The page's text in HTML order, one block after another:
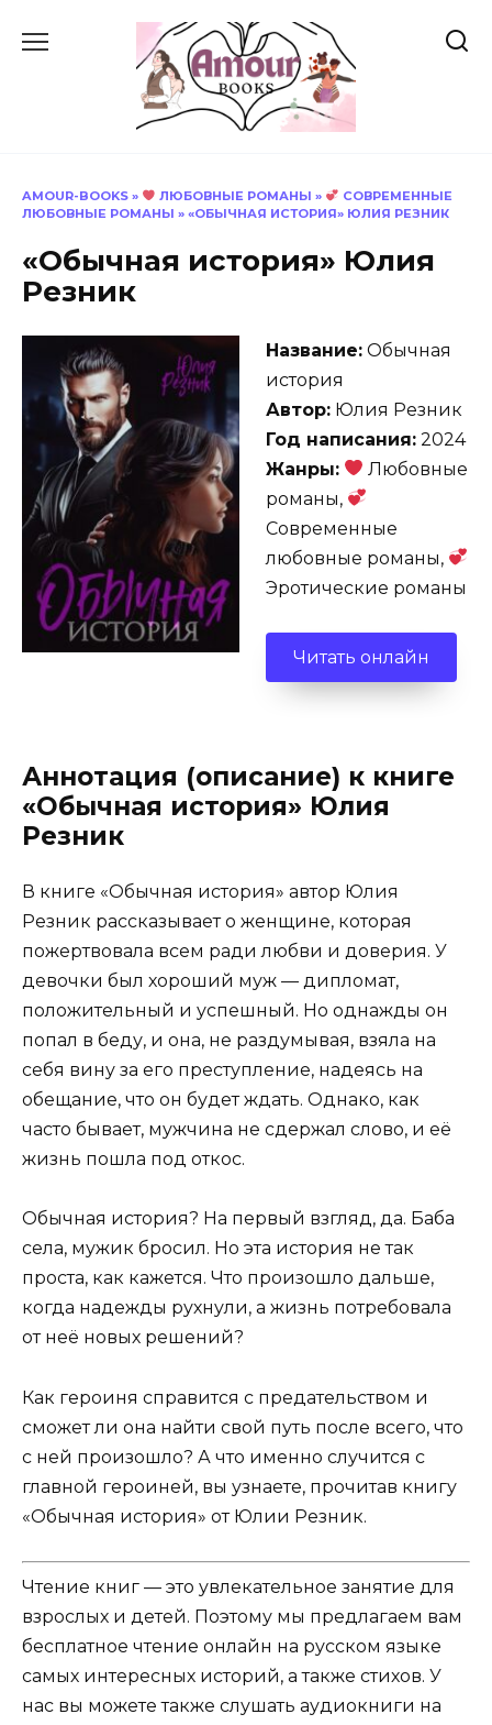
AMOUR-BOOKS » ЛЮБОВНЫЕ РОМАНЫ »
СОВРЕМЕННЫЕ
ЛЮБОВНЫЕ РОМАНЫ » «ОБЫЧНАЯ ИСТОРИЯ» ЮЛИЯ РЕЗНИК
«Обычная история» Юлия
Резник
Название: Обычная
история
Автор: Юлия Резник
Год написания: 2024
Жанры:
Любовные
романы,
Современные
любовные романы,
Эротические романы
Читать онлайн
Аннотация (описание) к книге
«Обычная история» Юлия
Резник
В книге «Обычная история» автор Юлия
Резник рассказывает о женщине, которая
пожертвовала всем ради любви и доверия. У
девочки был хороший муж — дипломат,
положительный и успешный. Но однажды он
попал в беду, и она, не раздумывая, взяла на
себя вину за его преступление, надеясь на
обещание, что он будет ждать. Однако, как
часто бывает, мужчина не сдержал слово, и её
жизнь пошла под откос.
Обычная история? На первый взгляд, да. Баба
села, мужик бросил. Но эта история не так
проста, как кажется. Что произошло дальше,
когда надежды рухнули, а жизнь потребовала
от неё новых решений?
Как героиня справится с предательством и
сможет ли она найти свой путь после всего, что
с ней произошло? А что именно случится с
главной героиней, вы узнаете, прочитав книгу
«Обычная история» от Юлии Резник.
Чтение книг — это увлекательное занятие для
взрослых и детей. Поэтому мы предлагаем вам
бесплатное чтение онлайн на русском языке
самых интересных историй, а также стихов. У
нас вы можете также слушать аудиокниги на